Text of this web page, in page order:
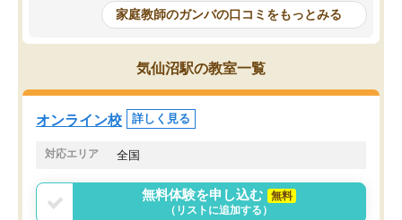
めて1年ほどだった今では平均点以上の
科目が増えてきました！あと1年受験ま
であるので無料の週末教室を使用しな
がら頑張って欲しいと思います！
問できるのでとても助か
家庭教師のガンバの口コミをもっとみる
気仙沼駅の教室一覧
オンライン校 詳しく見る
対応エリア 全国
無料体験を申し込む
無料
（リストに追加する）